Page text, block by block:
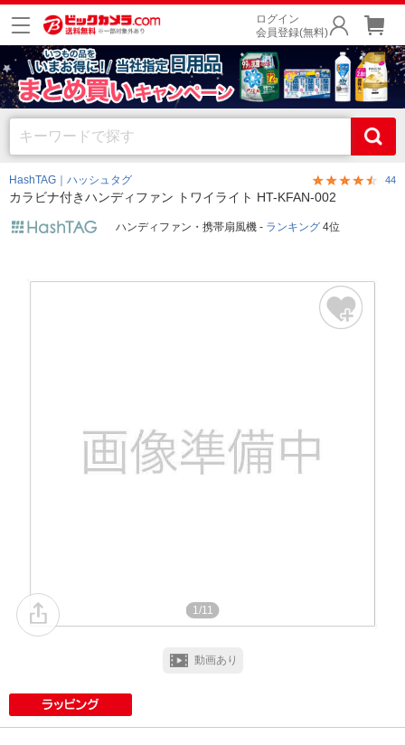
ログイン
会員登録(無料)
HashTAG｜ハッシュタグ 44
カラビナ付きハンディファン トワイライト HT-KFAN-002
ハンディファン・携帯扇風機 - ランキング 4位
1/11
動画あり